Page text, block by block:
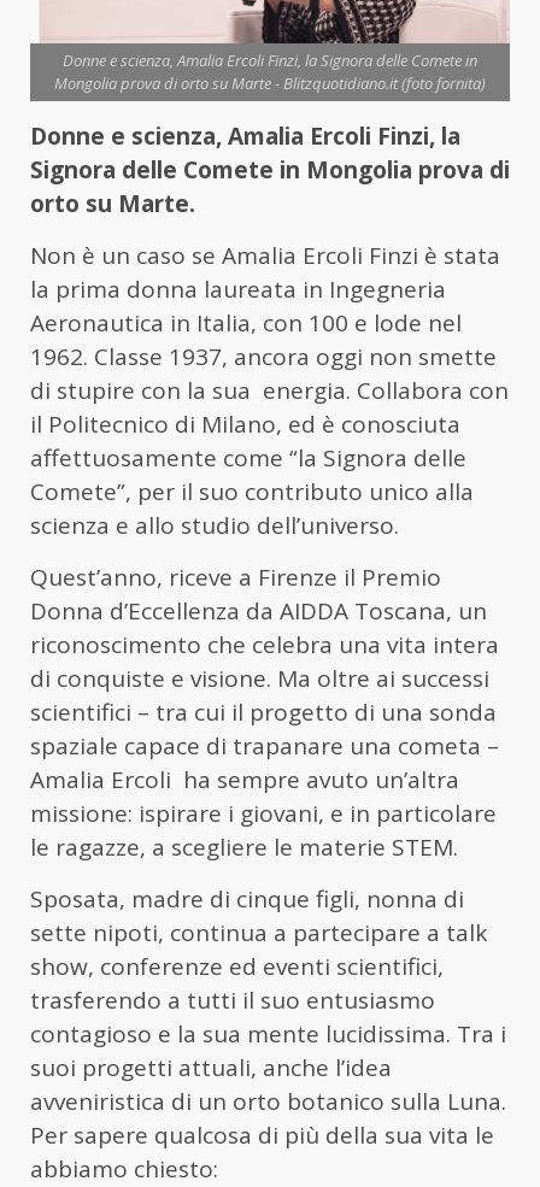
Donne e scienza, Amalia Ercoli Finzi, la Signora delle Comete in
Mongolia prova di orto su Marte - Blitzquotidiano.it (foto fornita)
Donne e scienza, Amalia Ercoli Finzi, la
Signora delle Comete in Mongolia prova di
orto su Marte.
Non è un caso se Amalia Ercoli Finzi è stata
la prima donna laureata in Ingegneria
Aeronautica in Italia, con 100 e lode nel
1962. Classe 1937, ancora oggi non smette
di stupire con la sua energia. Collabora con
il Politecnico di Milano, ed è conosciuta
affettuosamente come “la Signora delle
Comete”, per il suo contributo unico alla
scienza e allo studio dell’universo.
Quest’anno, riceve a Firenze il Premio
Donna d’Eccellenza da AIDDA Toscana, un
riconoscimento che celebra una vita intera
di conquiste e visione. Ma oltre ai successi
scientifici – tra cui il progetto di una sonda
spaziale capace di trapanare una cometa –
Amalia Ercoli ha sempre avuto un’altra
missione: ispirare i giovani, e in particolare
le ragazze, a scegliere le materie STEM.
Sposata, madre di cinque figli, nonna di
sette nipoti, continua a partecipare a talk
show, conferenze ed eventi scientifici,
trasferendo a tutti il suo entusiasmo
contagioso e la sua mente lucidissima. Tra i
suoi progetti attuali, anche l’idea
avveniristica di un orto botanico sulla Luna.
Per sapere qualcosa di più della sua vita le
abbiamo chiesto: